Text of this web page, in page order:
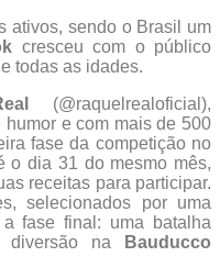
ativos, sendo o Brasil um
cresceu com o público
todas as idades.
(@raquelrealoficial),
e com mais de 500
fase da competição no
o dia 31 do mesmo mês,
receitas para participar.
selecionados por uma
fase final: uma batalha
diversão na
Bauducco